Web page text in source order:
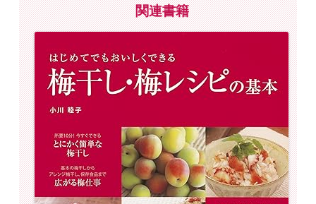
関連書籍